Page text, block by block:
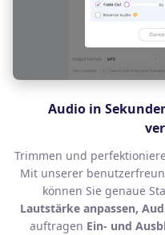
Audio in
Trimmen und
Mit unserer
können Sie genaue
Lautstärke anpassen,
auftragen Ein- und